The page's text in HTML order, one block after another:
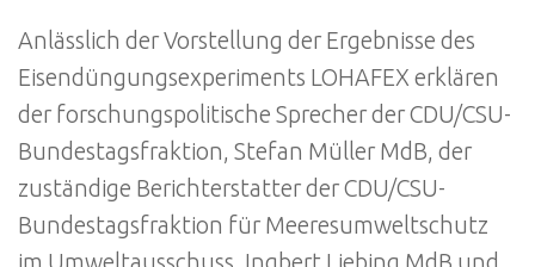
Anlässlich der Vorstellung der Ergebnisse des
Eisendüngungsexperiments LOHAFEX erklären
der forschungspolitische Sprecher der CDU/CSU-
Bundestagsfraktion, Stefan Müller MdB, der
zuständige Berichterstatter der CDU/CSU-
Bundestagsfraktion für Meeresumweltschutz